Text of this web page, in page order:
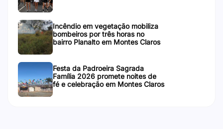
Incêndio em vegetação mobiliza
bombeiros por três horas no
bairro Planalto em Montes Claros
Festa da Padroeira Sagrada
Família 2026 promete noites de
fé e celebração em Montes Claros